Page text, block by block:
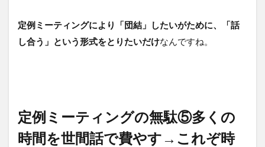
定例ミーティングにより「団結」したいがために、「話
し合う」という形式をとりたいだけなんですね。
定例ミーティングの無駄⑤多くの
時間を世間話で費やす→これぞ時